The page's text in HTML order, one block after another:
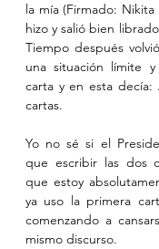
la mía (Firmado: Nikita
hizo y salió bien
Tiempo después
una situación límite
carta y en esta decía:
cartas.
Yo no sé si el
que escribir las dos
que estoy
ya uso la primera
comenzando a
mismo discurso.